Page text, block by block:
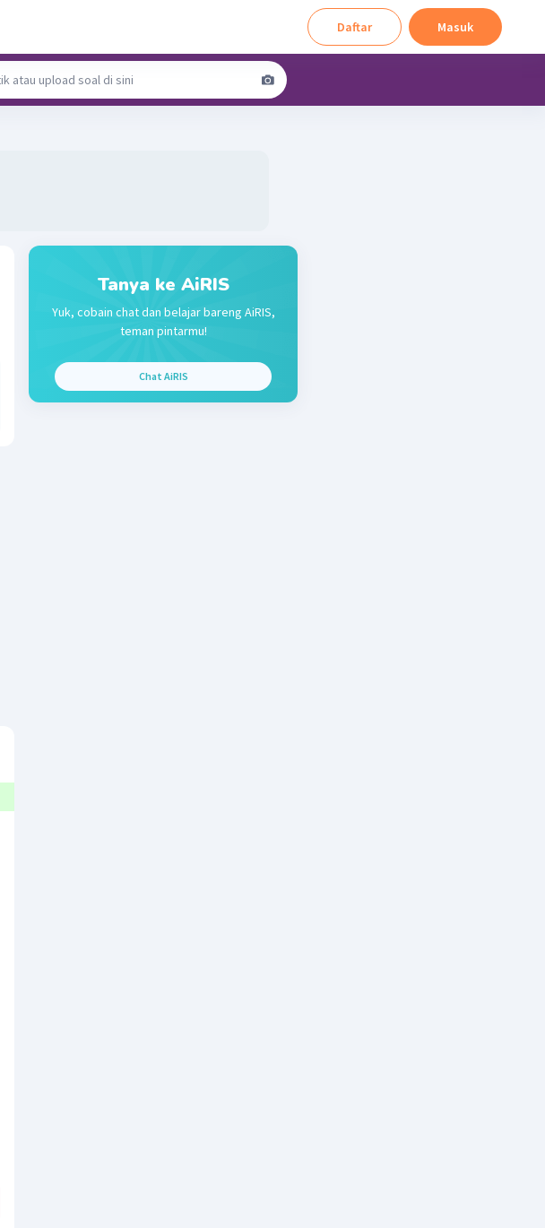
Daftar Masuk
Tanya ke AiRIS
Yuk, cobain chat dan belajar bareng AiRIS,
teman pintarmu!
Chat AiRIS